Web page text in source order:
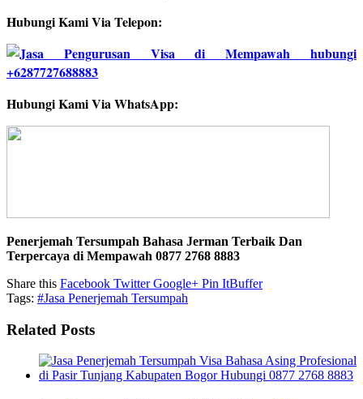
Hubungi Kami Via Telepon:
Hubungi Kami Via WhatsApp:
Penerjemah Tersumpah Bahasa Jerman Terbaik Dan
Terpercaya di Mempawah 0877 2768 8883
Share this Facebook TwitterGoogle+ Pin ItBuffer
Tags: #Jasa Penerjemah Tersumpah
Related Posts